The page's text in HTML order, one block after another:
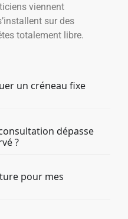
viennent
sur des
totalement libre.
un créneau fixe
dépasse
?
pour mes